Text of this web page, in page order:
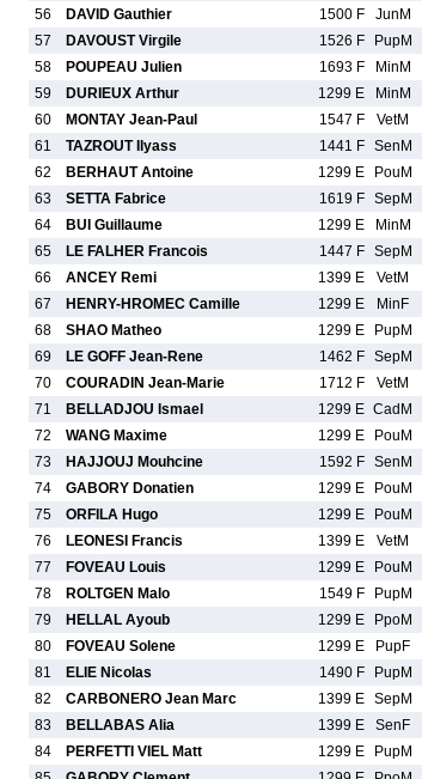
56
DAVID Gauthier 1500 F JunM
57
DAVOUST Virgile 1526 F PupM
58
POUPEAU Julien 1693 F MinM
59
DURIEUX Arthur 1299 E MinM
60
MONTAY Jean-Paul 1547 F VetM
61
TAZROUT Ilyass 1441 F SenM
62
BERHAUT Antoine 1299 E PouM
63
SETTA Fabrice 1619 F SepM
64
BUI Guillaume 1299 E MinM
65
LE FALHER Francois 1447 F SepM
66
ANCEY Remi 1399 E VetM
67
HENRY-HROMEC Camille 1299 E MinF
68
SHAO Matheo 1299 E PupM
69
LE GOFF Jean-Rene 1462 F SepM
70
COURADIN Jean-Marie 1712 F VetM
71
BELLADJOU Ismael 1299 E CadM
72
WANG Maxime 1299 E PouM
73
HAJJOUJ Mouhcine 1592 F SenM
74
GABORY Donatien 1299 E PouM
75
ORFILA Hugo 1299 E PouM
76
LEONESI Francis 1399 E VetM
77
FOVEAU Louis 1299 E PouM
78
ROLTGEN Malo 1549 F PupM
79
HELLAL Ayoub 1299 E PpoM
80
FOVEAU Solene 1299 E PupF
81
ELIE Nicolas 1490 F PupM
82
CARBONERO Jean Marc 1399 E SepM
83
BELLABAS Alia 1399 E SenF
84
PERFETTI VIEL Matt 1299 E PupM